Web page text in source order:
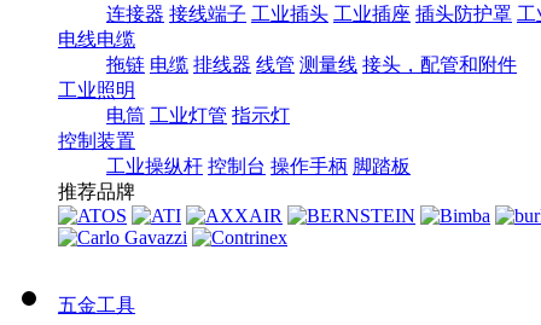
连接器 接线端子 工业插头 工业插座 插头防护罩 工
电线电缆
拖链 电缆 排线器 线管 测量线 接头，配管和附件
工业照明
电筒 工业灯管 指示灯
控制装置
工业操纵杆 控制台 操作手柄 脚踏板
推荐品牌
五金工具